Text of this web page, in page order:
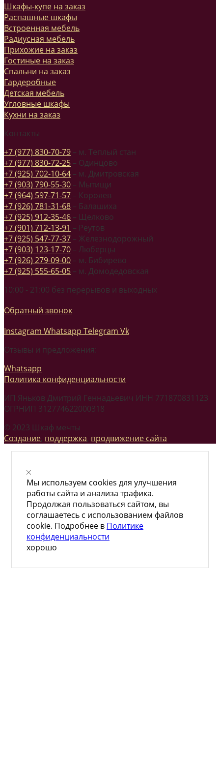
Шкафы-купе на заказ
Распашные шкафы
Встроенная мебель
Радиусная мебель
Прихожие на заказ
Гостиные на заказ
Спальни на заказ
Гардеробные
Детская мебель
Угловные шкафы
Кухни на заказ
Контакты
+7 (977) 830-70-79 – м. Теплый стан
+7 (977) 830-72-25 – Одинцово
+7 (925) 702-10-64 – м. Дмитровская
+7 (903) 790-55-30 – Мытищи
+7 (964) 597-71-57 – Королев
+7 (926) 781-31-68 – Балашиха
+7 (925) 912-35-46 – Щелково
+7 (901) 712-13-91 – Реутов
+7 (925) 547-77-37 – Железнодорожный
+7 (903) 123-17-70 – Люберцы
+7 (926) 279-09-00 – м. Бибирево
+7 (925) 555-65-05 – м. Домодедовская
10:00 - 21:00 без перерывов и выходных
Обратный звонок
Instagram Whatsapp Telegram Vk
Отзывы и предложения:
Whatsapp
Политика конфиденциальности
ИП Яньков Дмитрий Геннадьевич ИНН 771870831123
ОГРНИП 312774622000318
© 2023 Шкаф мечты
Создание, поддержка, продвижение сайта
Мы используем cookies для улучшения
работы сайта и анализа трафика.
Продолжая пользоваться сайтом, вы
соглашаетесь с использованием файлов
cookie. Подробнее в Политике
конфиденциальности
хорошо